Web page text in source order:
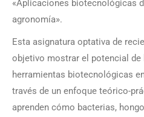
«Aplicaciones biotecnológicas
agronomía».
Esta asignatura optativa de
objetivo mostrar el potencial
herramientas biotecnológicas
través de un enfoque teórico-
aprenden cómo bacterias,